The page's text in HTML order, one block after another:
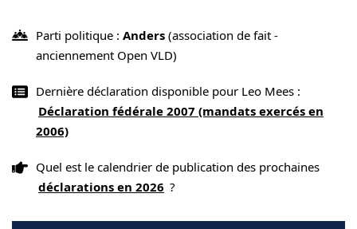
Parti politique : Anders (association de fait -
anciennement Open VLD)
Dernière déclaration disponible pour Leo Mees :
Déclaration fédérale 2007 (mandats exercés en
2006)
Quel est le calendrier de publication des prochaines
déclarations en 2026 ?